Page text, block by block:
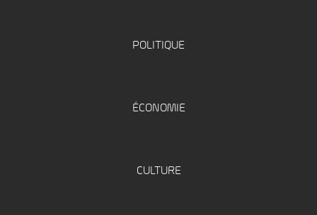
POLITIQUE
ÉCONOMIE
CULTURE